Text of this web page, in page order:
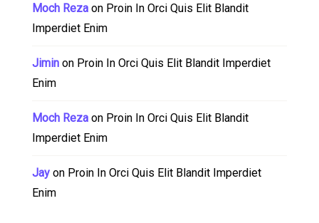
Moch Reza on Proin In Orci Quis Elit Blandit
Imperdiet Enim
Jimin on Proin In Orci Quis Elit Blandit Imperdiet
Enim
Moch Reza on Proin In Orci Quis Elit Blandit
Imperdiet Enim
Jay on Proin In Orci Quis Elit Blandit Imperdiet
Enim